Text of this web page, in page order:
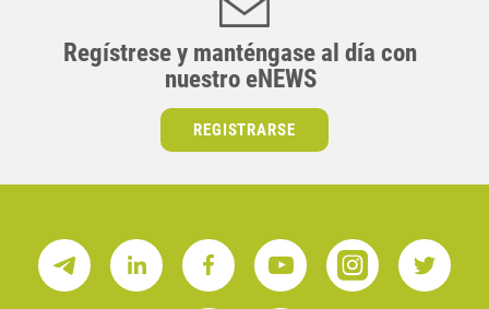
Regístrese y manténgase al día con
nuestro eNEWS
REGISTRARSE